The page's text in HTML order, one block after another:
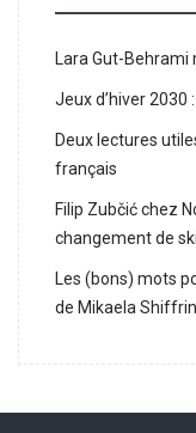
Lara Gut-
Jeux d’hiver 2030
Deux lectures
français
Filip Zubčić chez
changement de
Les (bons) mots
de Mikaela